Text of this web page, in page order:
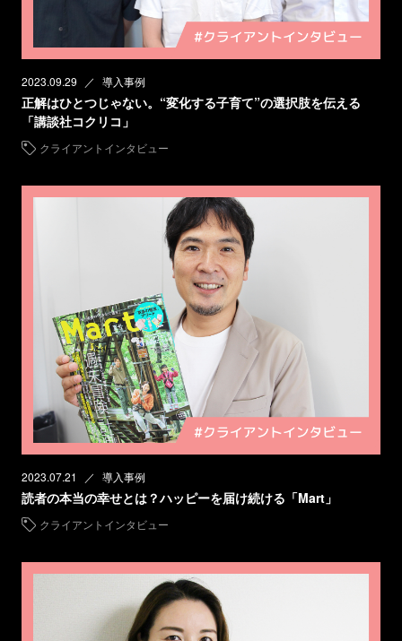
2023.09.29 導入事例
正解はひとつじゃない。“変化する子育て”の選択肢を伝える
「講談社コクリコ」
クライアントインタビュー
2023.07.21 導入事例
読者の本当の幸せとは？ハッピーを届け続ける「Mart」
クライアントインタビュー